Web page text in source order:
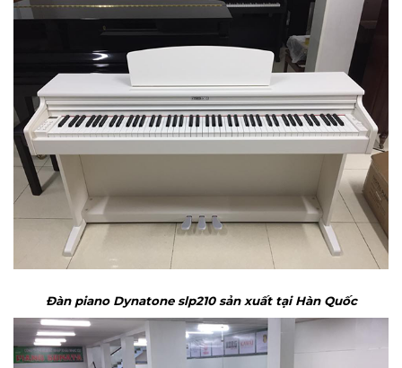
Đàn piano Dynatone slp210 sản xuất tại Hàn Quốc